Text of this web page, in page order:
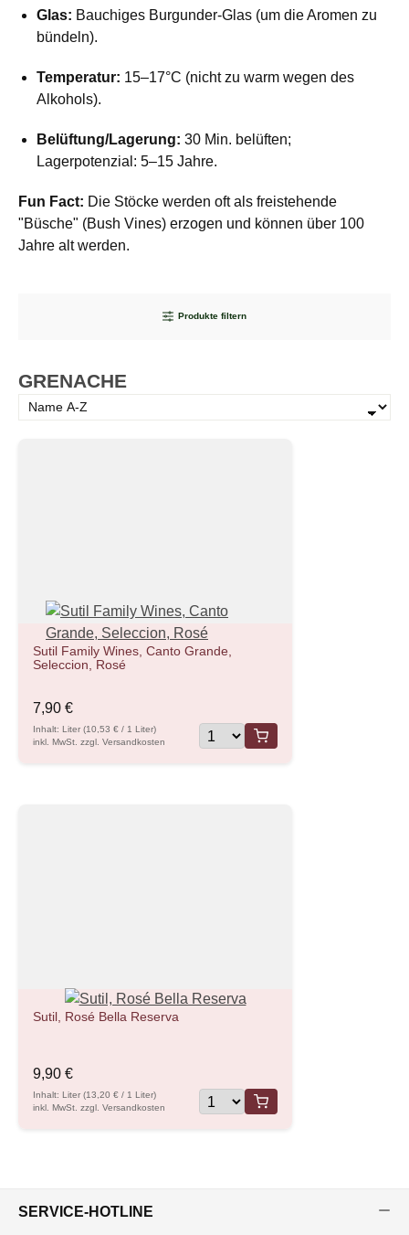
Glas: Bauchiges Burgunder-Glas (um die Aromen zu
bündeln).
Temperatur: 15–17°C (nicht zu warm wegen des
Alkohols).
Belüftung/Lagerung: 30 Min. belüften;
Lagerpotenzial: 5–15 Jahre.
Fun Fact: Die Stöcke werden oft als freistehende
"Büsche" (Bush Vines) erzogen und können über 100
Jahre alt werden.
Produkte filtern
GRENACHE
Sutil Family Wines, Canto Grande,
Seleccion, Rosé
7,90 €
Inhalt: Liter (10,53 € / 1 Liter)
inkl. MwSt. zzgl. Versandkosten
Sutil, Rosé Bella Reserva
9,90 €
Inhalt: Liter (13,20 € / 1 Liter)
inkl. MwSt. zzgl. Versandkosten
SERVICE-HOTLINE